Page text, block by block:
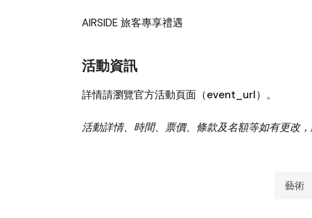
AIRSIDE 旅客專享禮遇
活動資訊
詳情請瀏覽官方活動頁面（event_url）。
活動詳情、時間、票價、條款及名額等如有更改
藝術